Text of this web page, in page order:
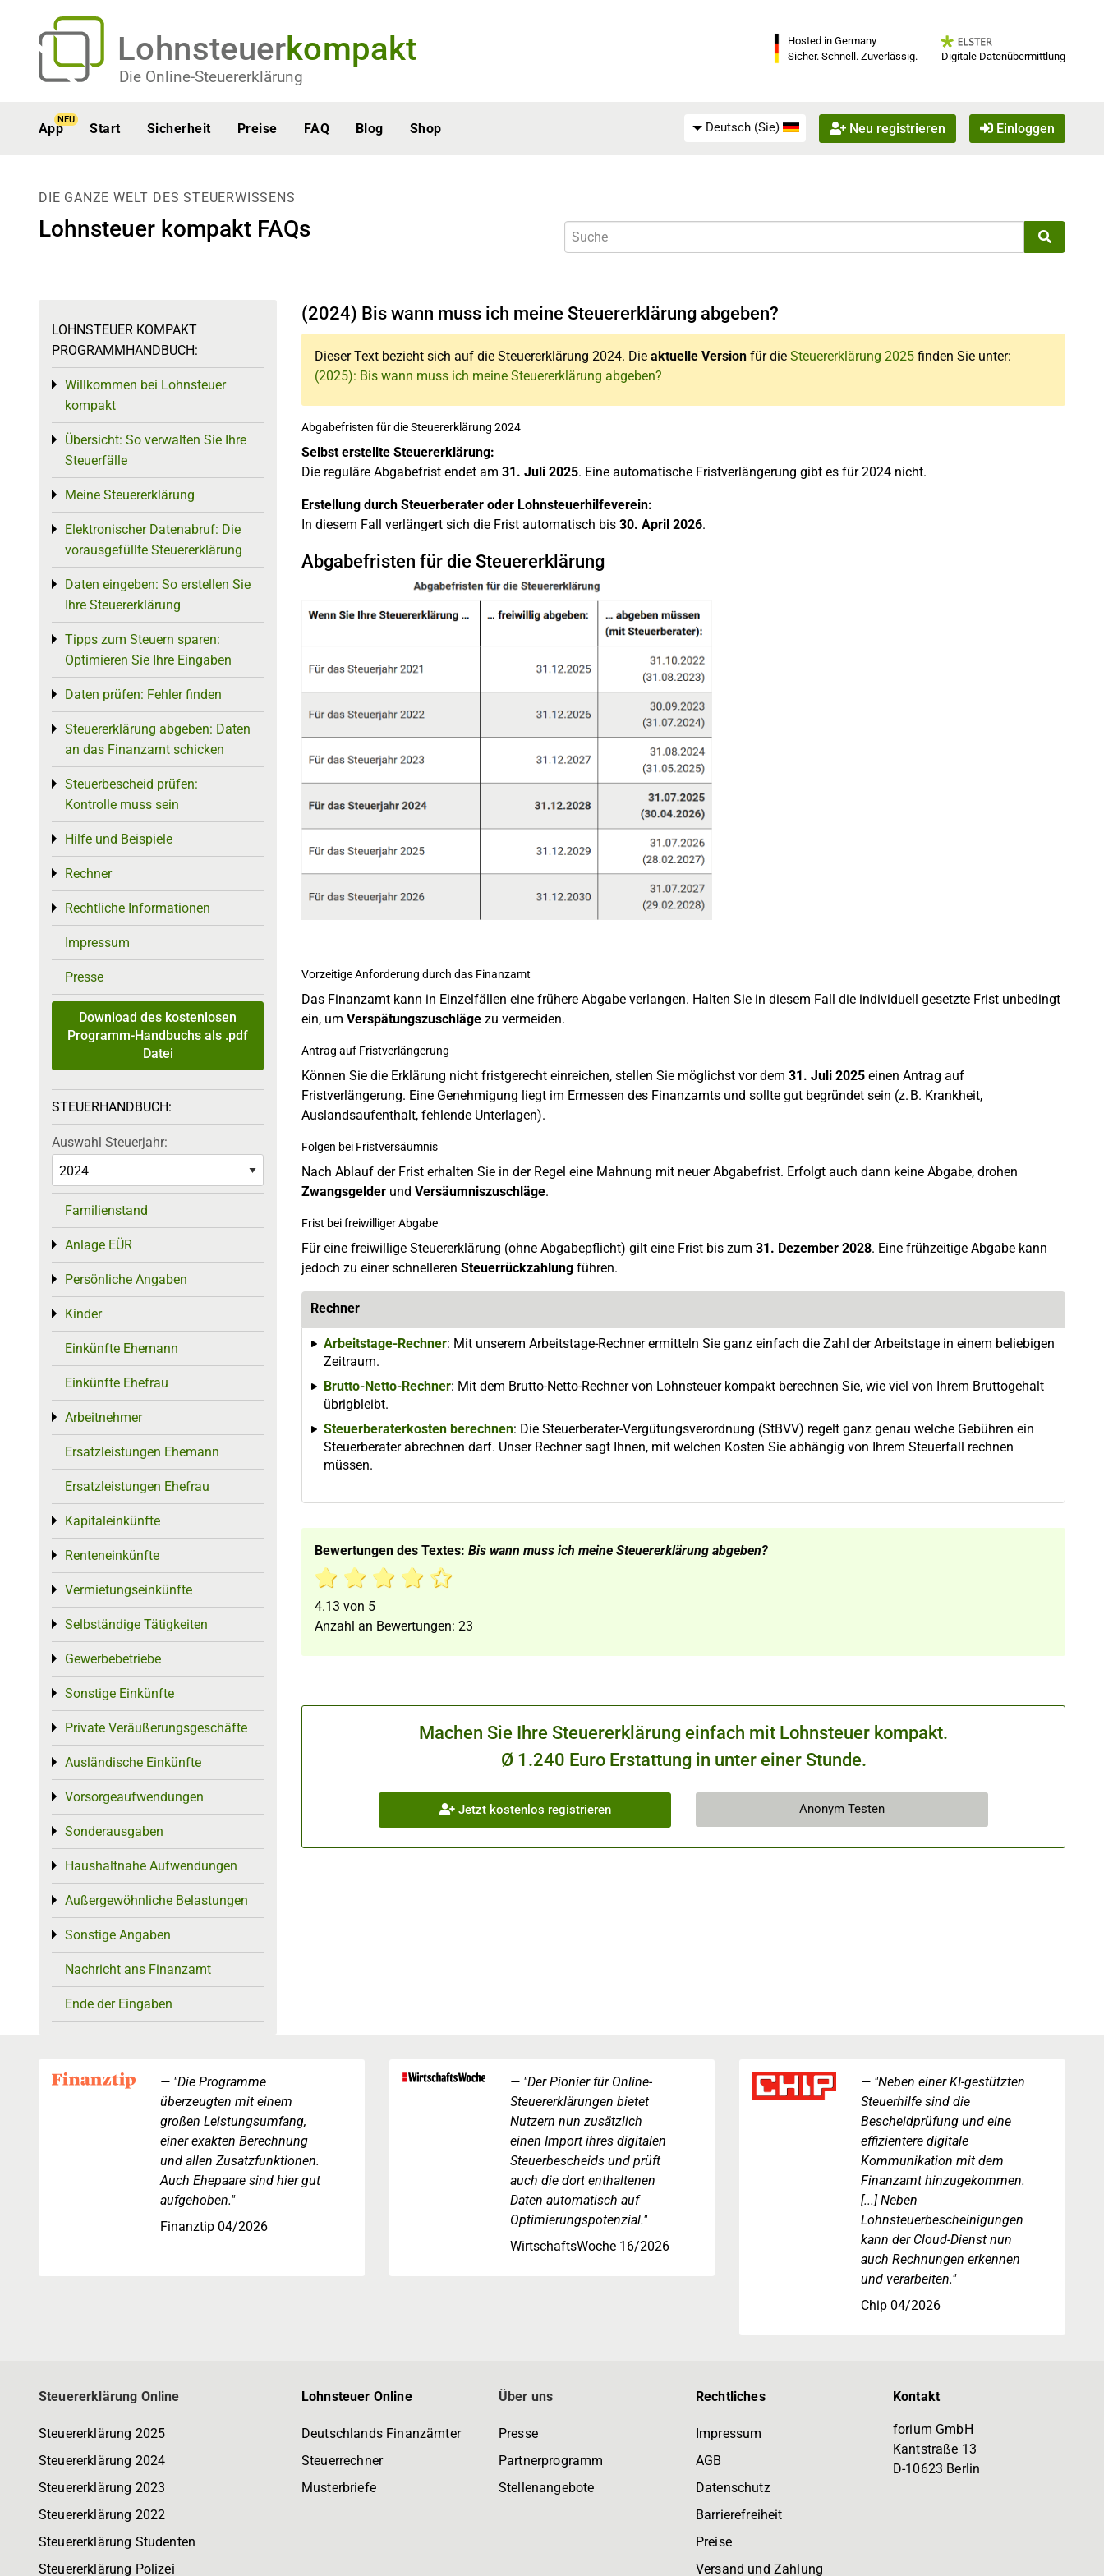
Lohnsteuerkompakt
Die Online-Steuererklärung
Hosted in Germany
Sicher. Schnell. Zuverlässig.
Digitale Datenübermittlung
App
NEU
Start Sicherheit Preise FAQ Blog Shop Deutsch (Sie) Neu registrieren Einloggen
DIE GANZE WELT DES STEUERWISSENS
Lohnsteuer kompakt FAQs
(2024) Bis wann muss ich meine Steuererklärung abgeben?
Dieser Text bezieht sich auf die Steuererklärung 2024. Die aktuelle Version für die Steuererklärung 2025 finden Sie unter:
(2025): Bis wann muss ich meine Steuererklärung abgeben?
Abgabefristen für die Steuererklärung 2024
Selbst erstellte Steuererklärung:
Die reguläre Abgabefrist endet am 31. Juli 2025. Eine automatische Fristverlängerung gibt es für 2024 nicht.
Erstellung durch Steuerberater oder Lohnsteuerhilfeverein:
In diesem Fall verlängert sich die Frist automatisch bis 30. April 2026.
Abgabefristen für die Steuererklärung
Vorzeitige Anforderung durch das Finanzamt
Das Finanzamt kann in Einzelfällen eine frühere Abgabe verlangen. Halten Sie in diesem Fall die individuell gesetzte Frist unbedingt
ein, um Verspätungszuschläge zu vermeiden.
Antrag auf Fristverlängerung
Können Sie die Erklärung nicht fristgerecht einreichen, stellen Sie möglichst vor dem 31. Juli 2025 einen Antrag auf
Fristverlängerung. Eine Genehmigung liegt im Ermessen des Finanzamts und sollte gut begründet sein (z. B. Krankheit,
Auslandsaufenthalt, fehlende Unterlagen).
Folgen bei Fristversäumnis
Nach Ablauf der Frist erhalten Sie in der Regel eine Mahnung mit neuer Abgabefrist. Erfolgt auch dann keine Abgabe, drohen
Zwangsgelder und Versäumniszuschläge.
Frist bei freiwilliger Abgabe
Für eine freiwillige Steuererklärung (ohne Abgabepflicht) gilt eine Frist bis zum 31. Dezember 2028. Eine frühzeitige Abgabe kann
jedoch zu einer schnelleren Steuerrückzahlung führen.
Rechner
Arbeitstage-Rechner: Mit unserem Arbeitstage-Rechner ermitteln Sie ganz einfach die Zahl der Arbeitstage in einem beliebigen
Zeitraum.
Brutto-Netto-Rechner: Mit dem Brutto-Netto-Rechner von Lohnsteuer kompakt berechnen Sie, wie viel von Ihrem Bruttogehalt
übrigbleibt.
Steuerberaterkosten berechnen: Die Steuerberater-Vergütungsverordnung (StBVV) regelt ganz genau welche Gebühren ein
Steuerberater abrechnen darf. Unser Rechner sagt Ihnen, mit welchen Kosten Sie abhängig von Ihrem Steuerfall rechnen
müssen.
Bewertungen des Textes: Bis wann muss ich meine Steuererklärung abgeben?
4.13 von 5
Anzahl an Bewertungen: 23
Machen Sie Ihre Steuererklärung einfach mit Lohnsteuer kompakt.
Ø 1.240 Euro Erstattung in unter einer Stunde.
Jetzt kostenlos registrieren Anonym Testen
LOHNSTEUER KOMPAKT
PROGRAMMHANDBUCH:
Willkommen bei Lohnsteuer
kompakt
Toggle menu
Übersicht: So verwalten Sie Ihre
Steuerfälle
Toggle menu
Meine Steuererklärung
Toggle menu
Elektronischer Datenabruf: Die
vorausgefüllte Steuererklärung
Toggle menu
Daten eingeben: So erstellen Sie
Ihre Steuererklärung
Toggle menu
Tipps zum Steuern sparen:
Optimieren Sie Ihre Eingaben
Toggle menu
Daten prüfen: Fehler finden
Toggle menu
Steuererklärung abgeben: Daten
an das Finanzamt schicken
Toggle menu
Steuerbescheid prüfen:
Kontrolle muss sein
Toggle menu
Hilfe und Beispiele
Toggle menu
Rechner
Toggle menu
Rechtliche Informationen
Toggle menu
Impressum
Presse
Download des kostenlosen
Programm-Handbuchs als .pdf
Datei
STEUERHANDBUCH:
Auswahl Steuerjahr:
Familienstand
Anlage EÜR
Toggle menu
Persönliche Angaben
Toggle menu
Kinder
Toggle menu
Einkünfte Ehemann
Einkünfte Ehefrau
Arbeitnehmer
Toggle menu
Ersatzleistungen Ehemann
Ersatzleistungen Ehefrau
Kapitaleinkünfte
Toggle menu
Renteneinkünfte
Toggle menu
Vermietungseinkünfte
Toggle menu
Selbständige Tätigkeiten
Toggle menu
Gewerbebetriebe
Toggle menu
Sonstige Einkünfte
Toggle menu
Private Veräußerungsgeschäfte
Toggle menu
Ausländische Einkünfte
Toggle menu
Vorsorgeaufwendungen
Toggle menu
Sonderausgaben
Toggle menu
Haushaltnahe Aufwendungen
Toggle menu
Außergewöhnliche Belastungen
Toggle menu
Sonstige Angaben
Toggle menu
Nachricht ans Finanzamt
Ende der Eingaben
"Die Programme
überzeugten mit einem
großen Leistungsumfang,
einer exakten Berechnung
und allen Zusatzfunktionen.
Auch Ehepaare sind hier gut
aufgehoben."
Finanztip 04/2026
"Der Pionier für Online-
Steuererklärungen bietet
Nutzern nun zusätzlich
einen Import ihres digitalen
Steuerbescheids und prüft
auch die dort enthaltenen
Daten automatisch auf
Optimierungspotenzial."
WirtschaftsWoche 16/2026
"Neben einer KI-gestützten
Steuerhilfe sind die
Bescheidprüfung und eine
effizientere digitale
Kommunikation mit dem
Finanzamt hinzugekommen.
[...] Neben
Lohnsteuerbescheinigungen
kann der Cloud-Dienst nun
auch Rechnungen erkennen
und verarbeiten."
Chip 04/2026
Steuererklärung Online
Steuererklärung 2025
Steuererklärung 2024
Steuererklärung 2023
Steuererklärung 2022
Steuererklärung Studenten
Steuererklärung Polizei
Lohnsteuer Online
Deutschlands Finanzämter
Steuerrechner
Musterbriefe
Über uns
Presse
Partnerprogramm
Stellenangebote
Rechtliches
Impressum
AGB
Datenschutz
Barrierefreiheit
Preise
Versand und Zahlung
Kontakt
forium GmbH
Kantstraße 13
D-10623 Berlin